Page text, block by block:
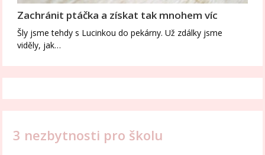
Zachránit ptáčka a získat tak mnohem víc
Šly jsme tehdy s Lucinkou do pekárny. Už zdálky jsme
viděly, jak…
3 nezbytnosti pro školu